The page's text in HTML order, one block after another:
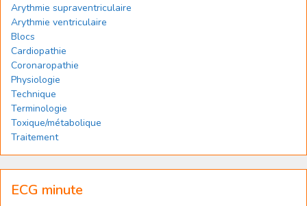
Arythmie supraventriculaire
Arythmie ventriculaire
Blocs
Cardiopathie
Coronaropathie
Physiologie
Technique
Terminologie
Toxique/métabolique
Traitement
ECG minute